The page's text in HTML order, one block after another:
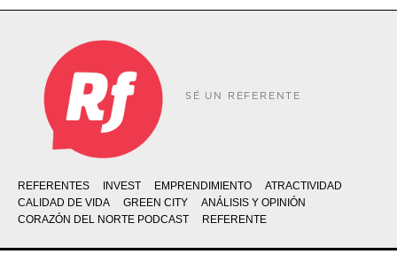
SÉ UN REFERENTE
REFERENTES INVEST EMPRENDIMIENTO
ATRACTIVIDAD
CALIDAD DE VIDA
GREEN CITY
ANÁLISIS Y OPINIÓN
CORAZÓN DEL NORTE PODCAST
REFERENTE